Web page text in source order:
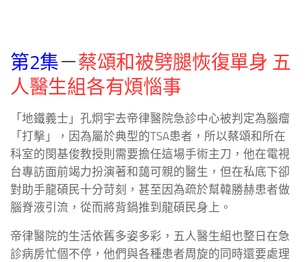
第2集－蔡頌和被劈腿恢復單身 五
人醫生組各有煩惱事
「地鐵義士」孔炯宇去帝律醫院急診中心被判定為腦瘤
「打擊」，因為屬於典型的TSA患者，所以蔡頌和所在
科室的閔基俊教授則需要擔任這場手術主刀，他在電視
台專訪面前竭力扮演著和藹可親的醫生，但在私底下卻
對助手龍碩民十分苛刻，甚至因為疏於幫韓勝赫患者做
腦脊液引流，從而將背鍋推到龍碩民身上。
帝律醫院的生活依舊多姿多彩，五人醫生組也整日在急
診病房忙個不停，他們與各種患者周旋的同時還要處理